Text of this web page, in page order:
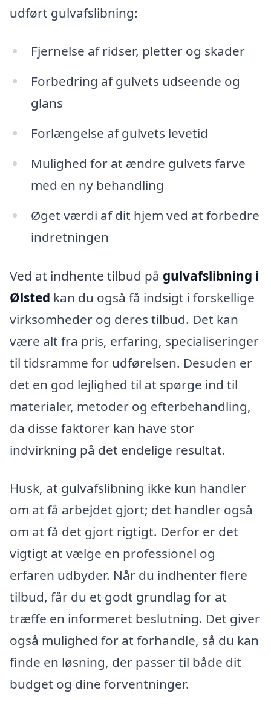
udført gulvafslibning:
Fjernelse af ridser, pletter og skader
Forbedring af gulvets udseende og
glans
Forlængelse af gulvets levetid
Mulighed for at ændre gulvets farve
med en ny behandling
Øget værdi af dit hjem ved at forbedre
indretningen
Ved at indhente tilbud på gulvafslibning i
Ølsted kan du også få indsigt i forskellige
virksomheder og deres tilbud. Det kan
være alt fra pris, erfaring, specialiseringer
til tidsramme for udførelsen. Desuden er
det en god lejlighed til at spørge ind til
materialer, metoder og efterbehandling,
da disse faktorer kan have stor
indvirkning på det endelige resultat.
Husk, at gulvafslibning ikke kun handler
om at få arbejdet gjort; det handler også
om at få det gjort rigtigt. Derfor er det
vigtigt at vælge en professionel og
erfaren udbyder. Når du indhenter flere
tilbud, får du et godt grundlag for at
træffe en informeret beslutning. Det giver
også mulighed for at forhandle, så du kan
finde en løsning, der passer til både dit
budget og dine forventninger.